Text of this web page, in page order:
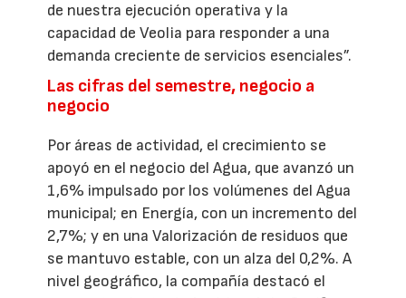
de nuestra ejecución operativa y la
capacidad de Veolia para responder a una
demanda creciente de servicios esenciales”.
Las cifras del semestre, negocio a
negocio
Por áreas de actividad, el crecimiento se
apoyó en el negocio del Agua, que avanzó un
1,6% impulsado por los volúmenes del Agua
municipal; en Energía, con un incremento del
2,7%; y en una Valorización de residuos que
se mantuvo estable, con un alza del 0,2%. A
nivel geográfico, la compañía destacó el